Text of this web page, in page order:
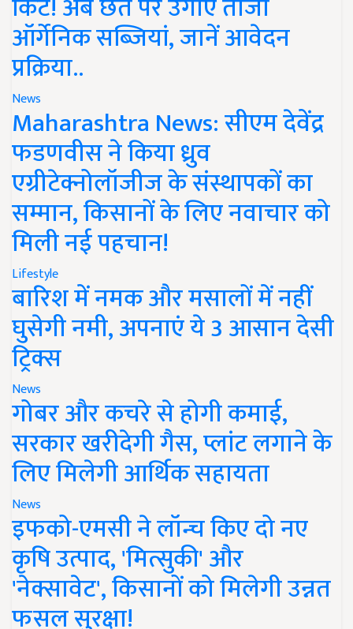
किट! अब छत पर उगाएं ताजी
ऑर्गेनिक सब्जियां, जानें आवेदन
प्रक्रिया..
News
Maharashtra News: सीएम देवेंद्र
फडणवीस ने किया ध्रुव
एग्रीटेक्नोलॉजीज के संस्थापकों का
सम्मान, किसानों के लिए नवाचार को
मिली नई पहचान!
Lifestyle
बारिश में नमक और मसालों में नहीं
घुसेगी नमी, अपनाएं ये 3 आसान देसी
ट्रिक्स
News
गोबर और कचरे से होगी कमाई,
सरकार खरीदेगी गैस, प्लांट लगाने के
लिए मिलेगी आर्थिक सहायता
News
इफको-एमसी ने लॉन्च किए दो नए
कृषि उत्पाद, 'मित्सुकी' और
'नेक्सावेट', किसानों को मिलेगी उन्नत
फसल सुरक्षा!